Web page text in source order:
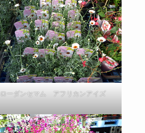
ローダンセマム アフリカンアイズ